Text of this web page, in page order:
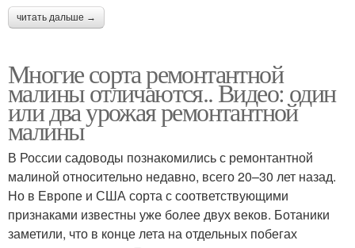
читать дальше →
Многие сорта ремонтантной
малины отличаются.. Видео: один
или два урожая ремонтантной
малины
В России садоводы познакомились с ремонтантной
малиной относительно недавно, всего 20–30 лет назад.
Но в Европе и США сорта с соответствующими
признаками известны уже более двух веков. Ботаники
заметили, что в конце лета на отдельных побегах